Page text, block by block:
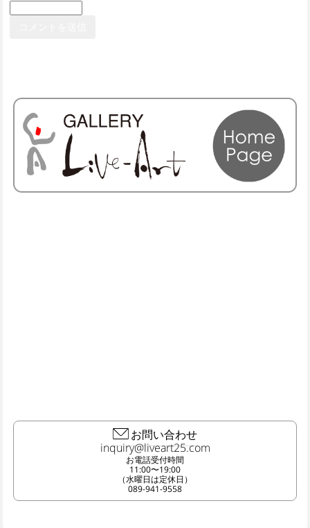
お問い合わせ
お電話受付時間
11:00〜19:00
（水曜日は定休日）
089-941-9558